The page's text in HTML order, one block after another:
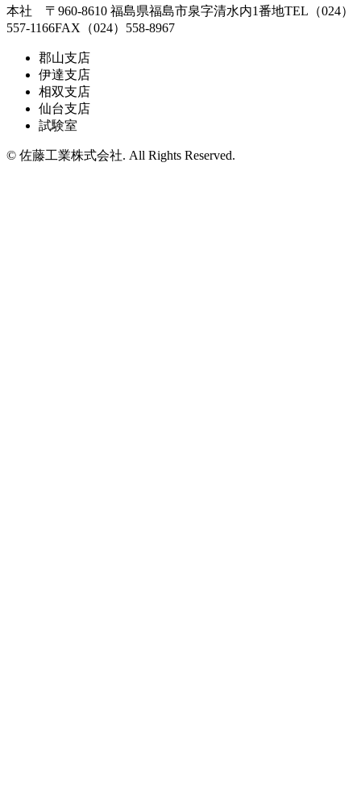
本社 〒960-8610 福島県福島市泉字清水内1番地TEL（024）
557-1166FAX（024）558-8967
郡山支店
伊達支店
相双支店
仙台支店
試験室
© 佐藤工業株式会社. All Rights Reserved.